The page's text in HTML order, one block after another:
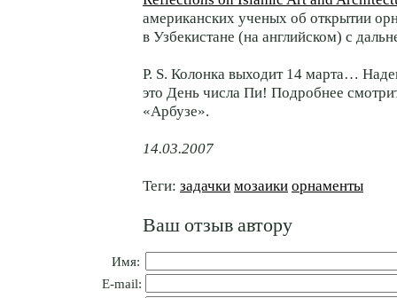
американских ученых об открытии
в Узбекистане (на английском) с
P. S. Колонка выходит 14 марта…
это День числа Пи! Подробнее
«Арбузе».
14.03.2007
Теги: задачки мозаики орнаменты
Ваш отзыв автору
Имя:
E-mail: